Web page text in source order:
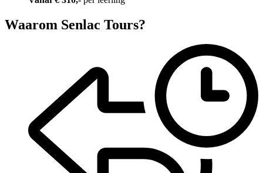
Waarom Senlac Tours?